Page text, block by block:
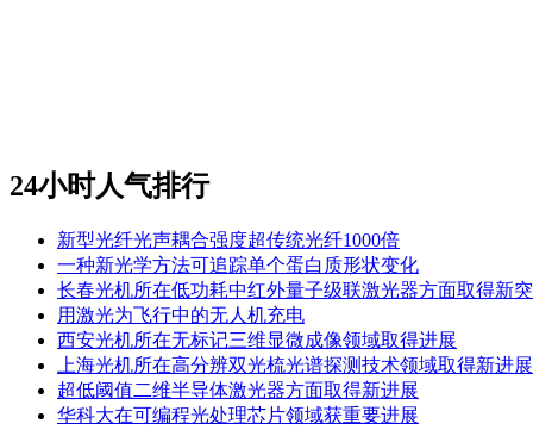
24小时人气排行
新型光纤光声耦合强度超传统光纤1000倍
一种新光学方法可追踪单个蛋白质形状变化
长春光机所在低功耗中红外量子级联激光器方面取得新
用激光为飞行中的无人机充电
西安光机所在无标记三维显微成像领域取得进展
上海光机所在高分辨双光梳光谱探测技术领域取得新进展
超低阈值二维半导体激光器方面取得新进展
华科大在可编程光处理芯片领域获重要进展